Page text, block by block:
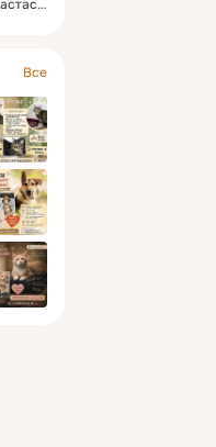
Анастасия
Все